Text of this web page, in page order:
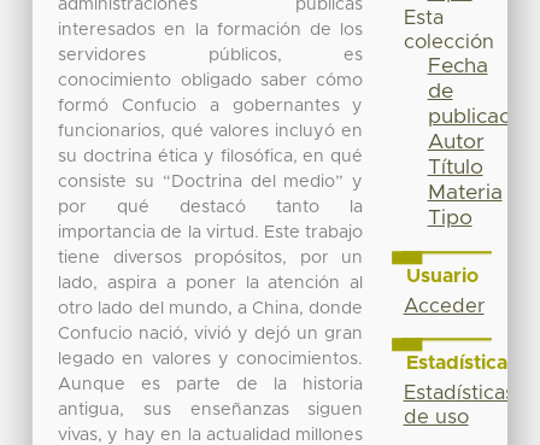
administraciones públicas
interesados en la formación de los
servidores públicos, es
conocimiento obligado saber cómo
formó Confucio a gobernantes y
funcionarios, qué valores incluyó en
su doctrina ética y filosófica, en qué
consiste su “Doctrina del medio” y
por qué destacó tanto la
importancia de la virtud. Este trabajo
tiene diversos propósitos, por un
lado, aspira a poner la atención al
otro lado del mundo, a China, donde
Confucio nació, vivió y dejó un gran
legado en valores y conocimientos.
Aunque es parte de la historia
antigua, sus enseñanzas siguen
vivas, y hay en la actualidad millones
Esta
colección
Fecha
de
publicación
Autor
Título
Materia
Tipo
Usuario
Acceder
Estadísticas
Estadísticas
de uso